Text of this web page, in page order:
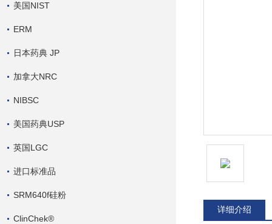
美国NIST
ERM
日本药典 JP
加拿大NRC
NIBSC
美国药典USP
英国LGC
进口标准品
SRM640f硅粉
ClinChek®
详细介绍